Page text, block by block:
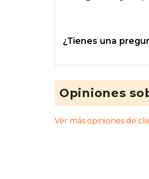
¿Tienes una
Opiniones
Ver más opiniones de